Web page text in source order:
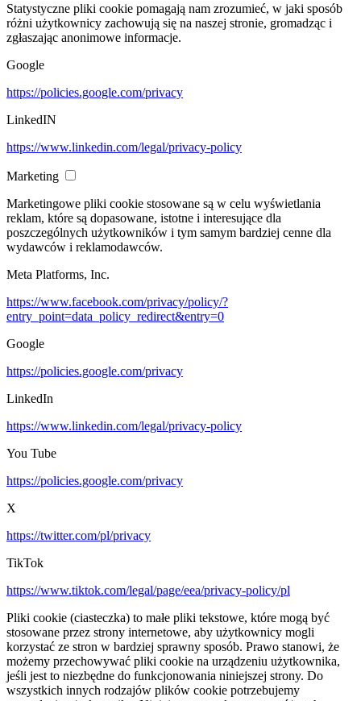
Statystyczne pliki cookie pomagają nam zrozumieć, w jaki sposób
różni użytkownicy zachowują się na naszej stronie, gromadząc i
zgłaszając anonimowe informacje.
Google
https://policies.google.com/privacy
LinkedIN
https://www.linkedin.com/legal/privacy-policy
Marketing
Marketingowe pliki cookie stosowane są w celu wyświetlania
reklam, które są dopasowane, istotne i interesujące dla
poszczególnych użytkowników i tym samym bardziej cenne dla
wydawców i reklamodawców.
Meta Platforms, Inc.
https://www.facebook.com/privacy/policy/?
entry_point=data_policy_redirect&entry=0
Google
https://policies.google.com/privacy
LinkedIn
https://www.linkedin.com/legal/privacy-policy
You Tube
https://policies.google.com/privacy
X
https://twitter.com/pl/privacy
TikTok
https://www.tiktok.com/legal/page/eea/privacy-policy/pl
Pliki cookie (ciasteczka) to małe pliki tekstowe, które mogą być
stosowane przez strony internetowe, aby użytkownicy mogli
korzystać ze stron w bardziej sprawny sposób. Prawo stanowi, że
możemy przechowywać pliki cookie na urządzeniu użytkownika,
jeśli jest to niezbędne do funkcjonowania niniejszej strony. Do
wszystkich innych rodzajów plików cookie potrzebujemy